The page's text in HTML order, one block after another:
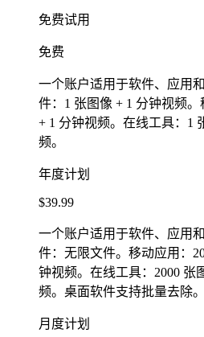
免费试用
免费
一个账户适用于软件、应用
件：1 张图像 + 1 分钟视频
+ 1 分钟视频。在线工具：1
频。
年度计划
$39.99
一个账户适用于软件、应用
件：无限文件。移动应用：
钟视频。在线工具：2000 张
频。桌面软件支持批量去除
月度计划